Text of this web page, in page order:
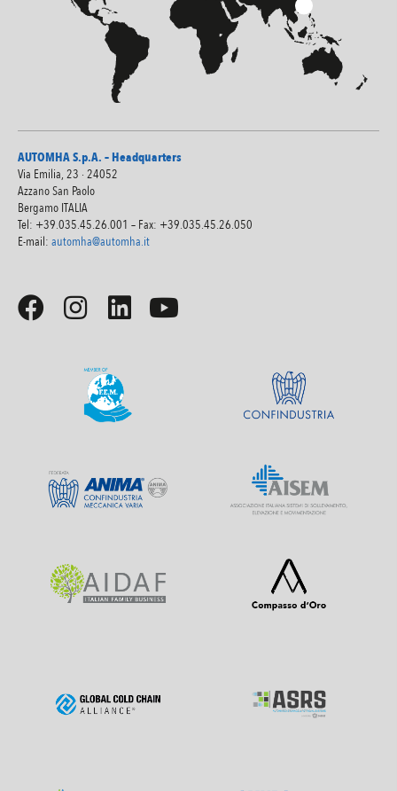
AUTOMHA S.p.A. – Headquarters
Via Emilia, 23 · 24052
Azzano San Paolo
Bergamo ITALIA
Tel: +39.035.45.26.001 – Fax: +39.035.45.26.050
E-mail: automha@automha.it